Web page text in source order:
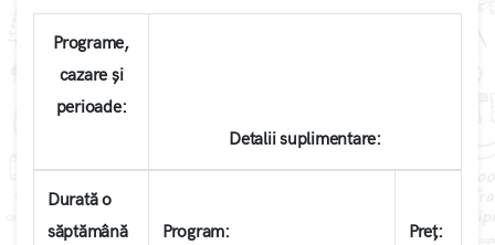
Programe,
cazare și
perioade:
Detalii suplimentare:
Durată o
săptămână
Program: Preț: